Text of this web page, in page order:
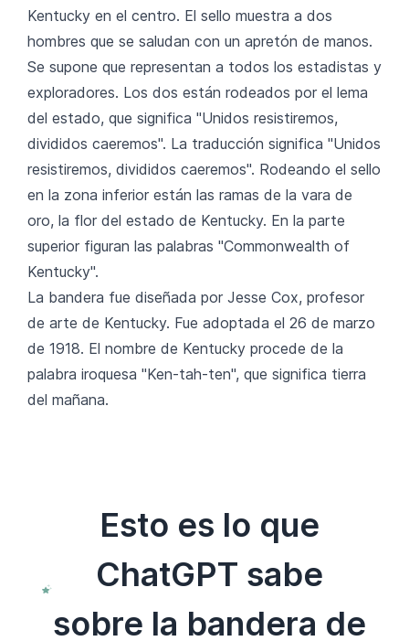
Kentucky en el centro. El sello muestra a dos
hombres que se saludan con un apretón de manos.
Se supone que representan a todos los estadistas y
exploradores. Los dos están rodeados por el lema
del estado, que significa "Unidos resistiremos,
divididos caeremos". La traducción significa "Unidos
resistiremos, divididos caeremos". Rodeando el sello
en la zona inferior están las ramas de la vara de
oro, la flor del estado de Kentucky. En la parte
superior figuran las palabras "Commonwealth of
Kentucky".
La bandera fue diseñada por Jesse Cox, profesor
de arte de Kentucky. Fue adoptada el 26 de marzo
de 1918. El nombre de Kentucky procede de la
palabra iroquesa "Ken-tah-ten", que significa tierra
del mañana.
Esto es lo que
ChatGPT sabe
sobre la bandera de